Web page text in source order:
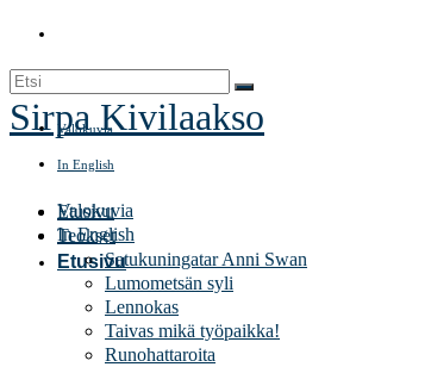
Search
for:
Valokuvia
In English
Valokuvia
In English
Sirpa Kivilaakso
Etusivu
Etusivu
Teokset
Satukuningatar Anni Swan
Lumometsän syli
Lennokas
Taivas mikä työpaikka!
Runohattaroita